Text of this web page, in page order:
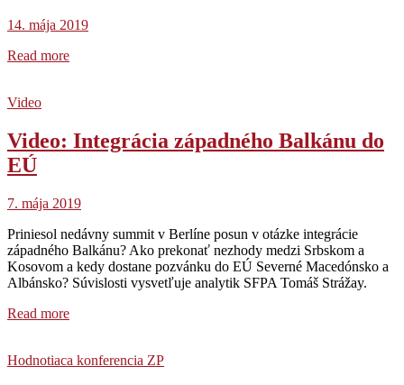
14. mája 2019
Read more
Video
Video: Integrácia západného Balkánu do
EÚ
7. mája 2019
Priniesol nedávny summit v Berlíne posun v otázke integrácie
západného Balkánu? Ako prekonať nezhody medzi Srbskom a
Kosovom a kedy dostane pozvánku do EÚ Severné Macedónsko a
Albánsko? Súvislosti vysvetľuje analytik SFPA Tomáš Strážay.
Read more
Hodnotiaca konferencia ZP